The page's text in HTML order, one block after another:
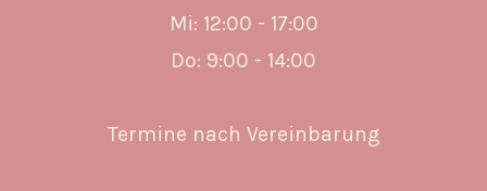
Mi: 12:00 - 17:00
Do: 9:00 - 14:00
Termine nach Vereinbarung